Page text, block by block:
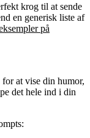
krog til at sende
en generisk liste af
på
at vise din humor,
det hele ind i din